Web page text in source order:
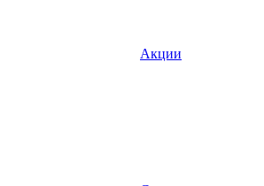
Акции